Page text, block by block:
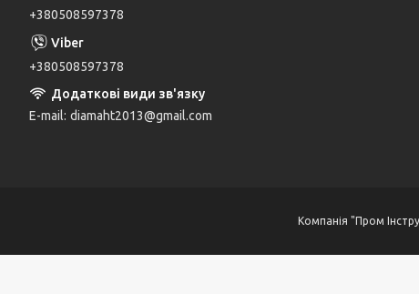
+380508597378
+380508597378
E-mail diamaht2013@gmail.com